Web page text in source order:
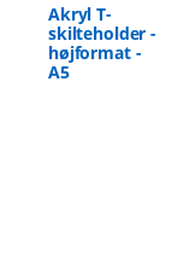
Akryl T-
skilteholder -
højformat -
A5